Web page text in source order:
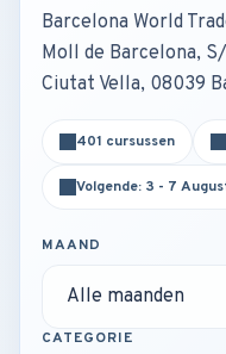
Barcelona World
Moll de Barcelona,
Ciutat Vella, 08039
401 cursussen
Volgende: 3 - 7
MAAND
CATEGORIE